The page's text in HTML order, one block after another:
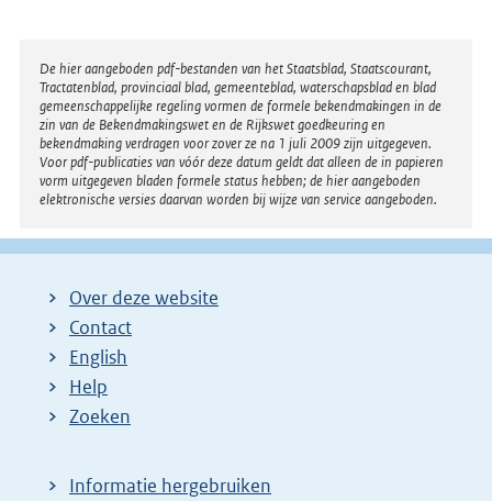
:
Disclaimer
De hier aangeboden pdf-bestanden van het Staatsblad, Staatscourant,
Tractatenblad, provinciaal blad, gemeenteblad, waterschapsblad en blad
gemeenschappelijke regeling vormen de formele bekendmakingen in de
zin van de Bekendmakingswet en de Rijkswet goedkeuring en
bekendmaking verdragen voor zover ze na 1 juli 2009 zijn uitgegeven.
Voor pdf-publicaties van vóór deze datum geldt dat alleen de in papieren
vorm uitgegeven bladen formele status hebben; de hier aangeboden
elektronische versies daarvan worden bij wijze van service aangeboden.
Over deze website
Contact
English
Help
Zoeken
Informatie hergebruiken